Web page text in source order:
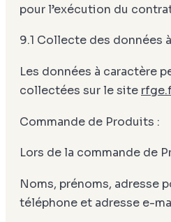
pour l’exécution du
9.1 Collecte des données
Les données à caractère
collectées sur le site
Commande de Produits :
Lors de la commande de
Noms, prénoms, adresse
téléphone et adresse e-